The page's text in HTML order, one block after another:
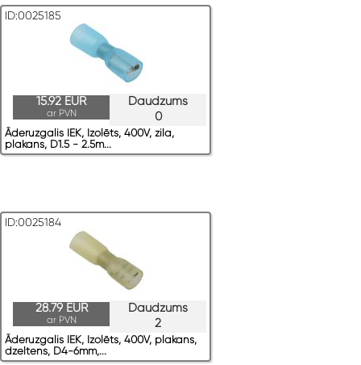
ID:0025185
Daudzums
0
15.92 EUR
ar PVN
Āderuzgalis IEK, Izolēts, 400V, zila,
plakans, D1.5 - 2.5m...
ID:0025184
Daudzums
2
28.79 EUR
ar PVN
Āderuzgalis IEK, Izolēts, 400V, plakans,
dzeltens, D4-6mm,...